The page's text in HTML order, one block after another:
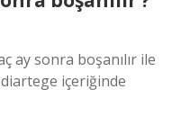
ay sonra boşanılır ile
içeriğinde